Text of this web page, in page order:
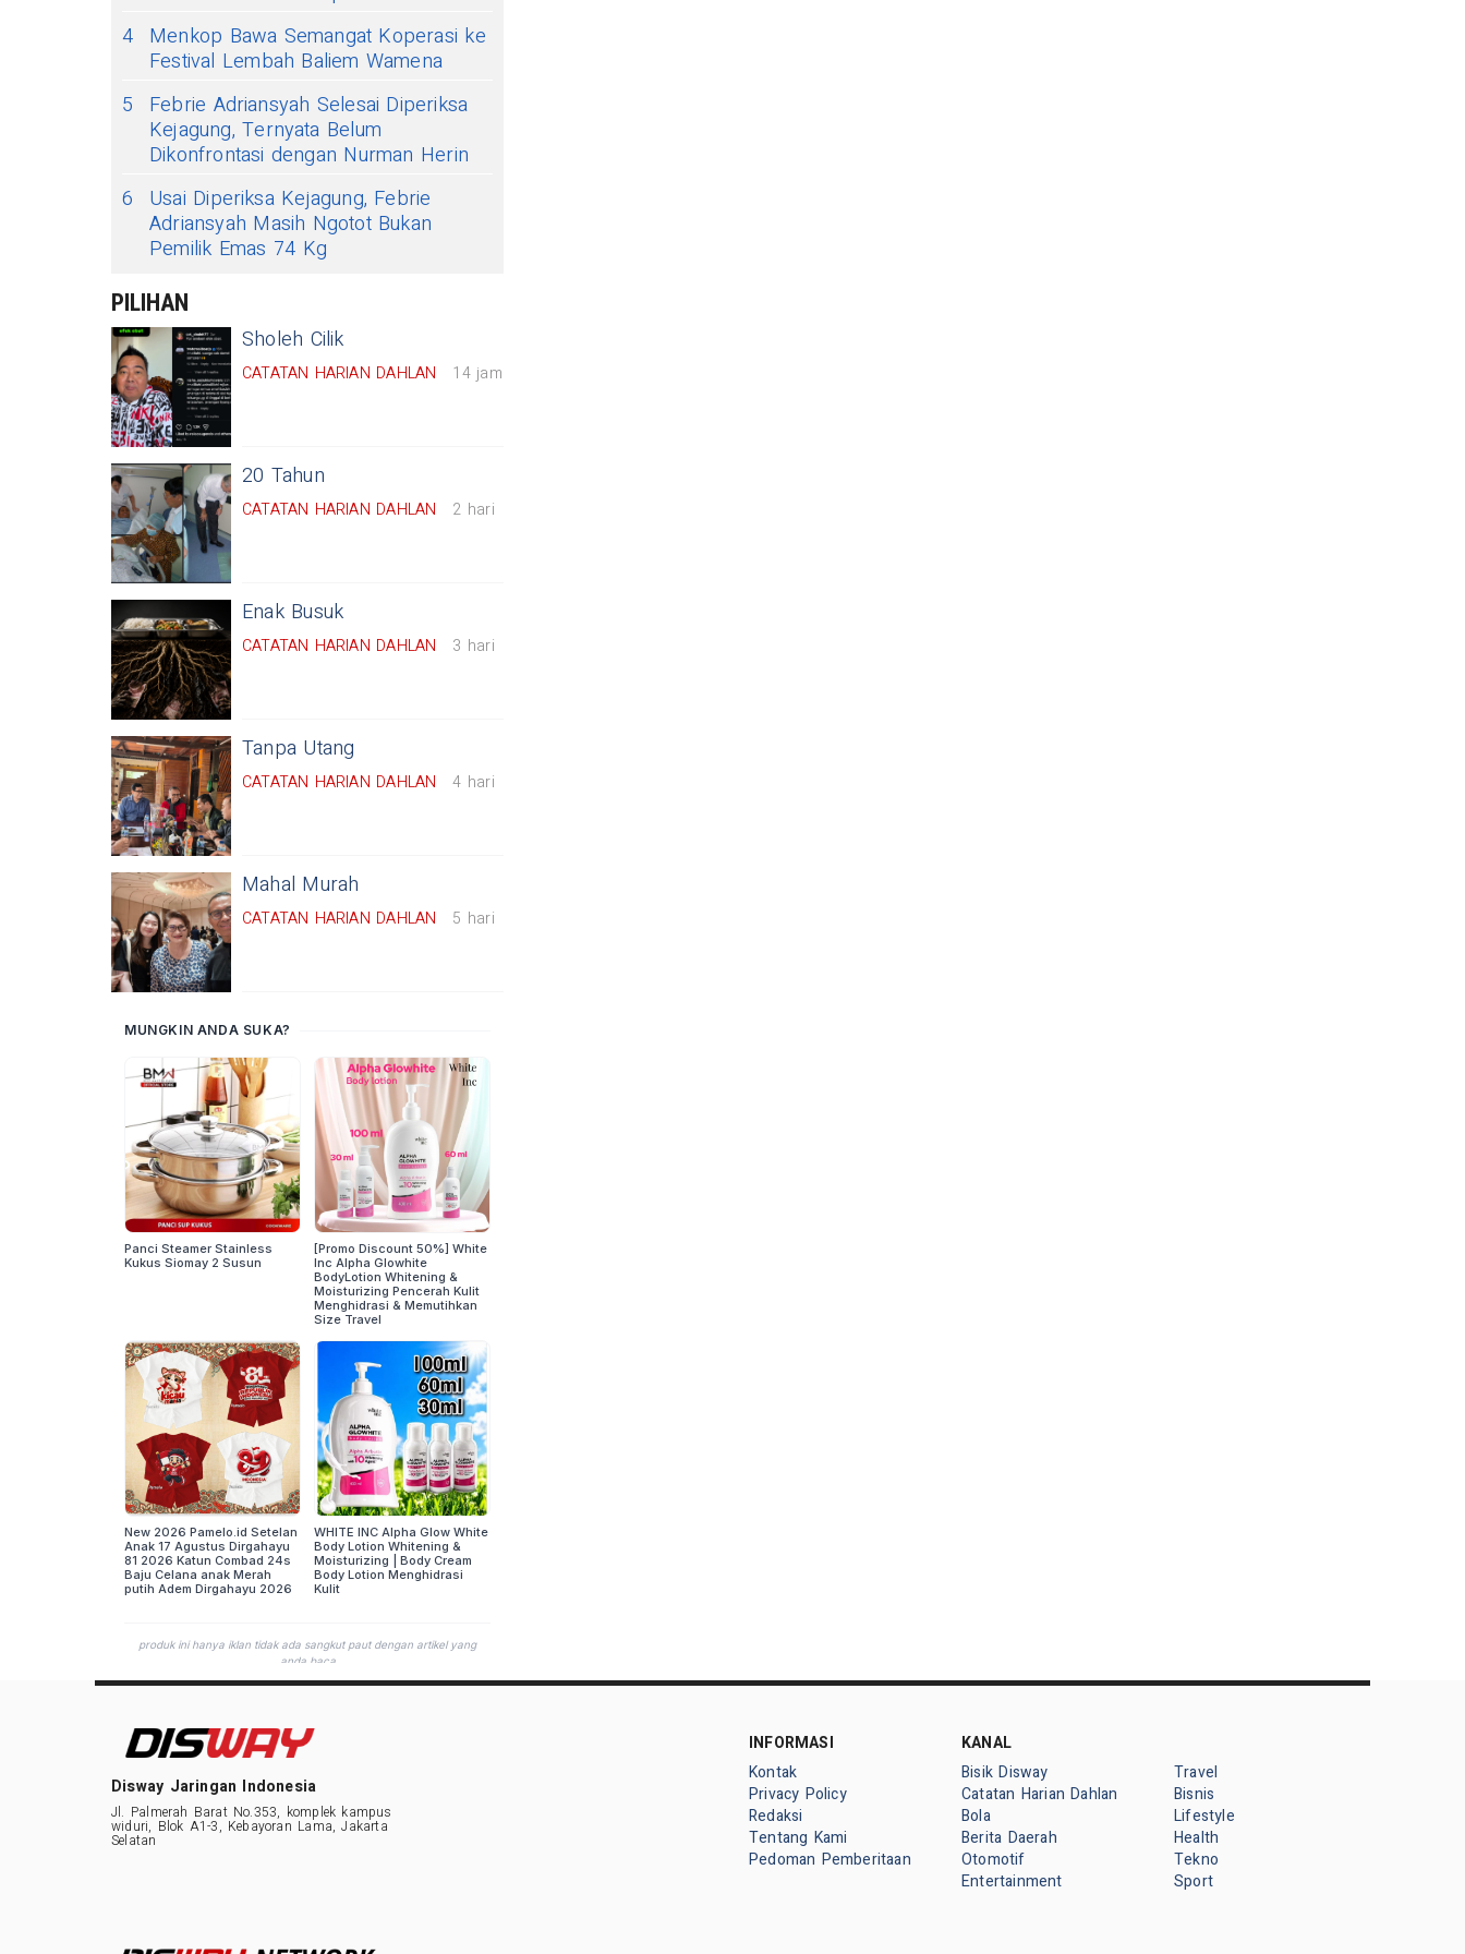
4 Menkop Bawa Semangat Koperasi ke
Festival Lembah Baliem Wamena
5
Febrie Adriansyah Selesai Diperiksa
Kejagung, Ternyata Belum
Dikonfrontasi dengan Nurman Herin
6
Usai Diperiksa Kejagung, Febrie
Adriansyah Masih Ngotot Bukan
Pemilik Emas 74 Kg
PILIHAN
Sholeh Cilik
CATATAN HARIAN DAHLAN 14 jam
20 Tahun
CATATAN HARIAN DAHLAN 2 hari
Enak Busuk
CATATAN HARIAN DAHLAN 3 hari
Tanpa Utang
CATATAN HARIAN DAHLAN 4 hari
Mahal Murah
CATATAN HARIAN DAHLAN 5 hari
Disway Jaringan Indonesia
Jl. Palmerah Barat No.353, komplek kampus
widuri, Blok A1-3, Kebayoran Lama, Jakarta
Selatan
INFORMASI
Kontak
Privacy Policy
Redaksi
Tentang Kami
Pedoman Pemberitaan
KANAL
Bisik Disway
Catatan Harian Dahlan
Bola
Berita Daerah
Otomotif
Entertainment
Travel
Bisnis
Lifestyle
Health
Tekno
Sport